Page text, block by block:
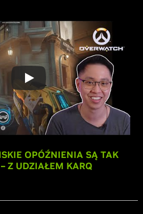
OPÓŹNIENIA SĄ TAK
Z UDZIAŁEM KARQ